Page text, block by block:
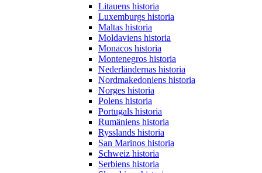
Litauens historia
Luxemburgs historia
Maltas historia
Moldaviens historia
Monacos historia
Montenegros historia
Nederländernas historia
Nordmakedoniens historia
Norges historia
Polens historia
Portugals historia
Rumäniens historia
Rysslands historia
San Marinos historia
Schweiz historia
Serbiens historia